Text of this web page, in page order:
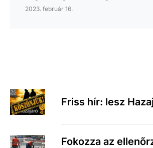
2023. február 16.
Friss hír: lesz
Fokozza az